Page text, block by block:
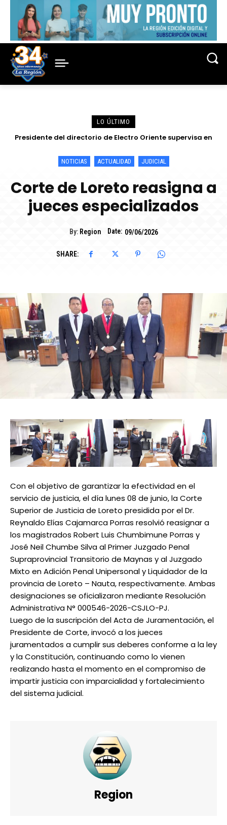
LO ÚLTIMO
Presidente del directorio de Electro Oriente supervisa en
servicio eléctrico
NOTICIAS ACTUALIDAD JUDICIAL
Corte de Loreto reasigna a
jueces especializados
By: Region Date: 09/06/2026
SHARE:
Con el objetivo de garantizar la efectividad en el
servicio de justicia, el día lunes 08 de junio, la Corte
Superior de Justicia de Loreto presidida por el Dr.
Reynaldo Elías Cajamarca Porras resolvió reasignar a
los magistrados Robert Luis Chumbimune Porras y
José Neil Chumbe Silva al Primer Juzgado Penal
Supraprovincial Transitorio de Maynas y al Juzgado
Mixto en Adición Penal Unipersonal y Liquidador de la
provincia de Loreto – Nauta, respectivamente. Ambas
designaciones se oficializaron mediante Resolución
Administrativa N° 000546-2026-CSJLO-PJ.
Luego de la suscripción del Acta de Juramentación, el
Presidente de Corte, invocó a los jueces
juramentados a cumplir sus deberes conforme a la ley
y la Constitución, continuando como lo vienen
realizando hasta el momento en el compromiso de
impartir justicia con imparcialidad y fortalecimiento
del sistema judicial.
Region